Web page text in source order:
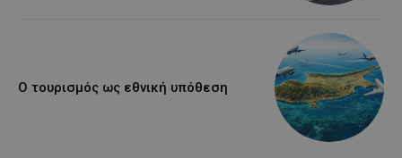
Ο τουρισμός ως εθνική υπόθεση